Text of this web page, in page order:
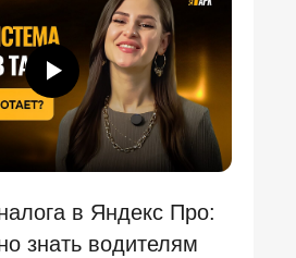
в Яндекс Про:
знать водителям